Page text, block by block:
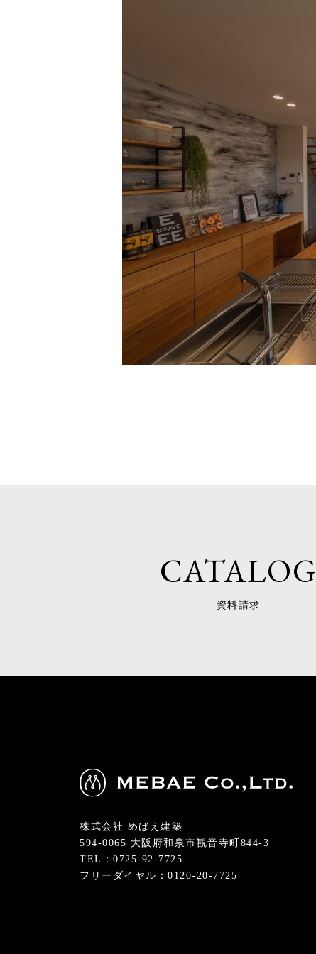
CATALOG
資料請求
株式会社 めばえ建築
594-0065 大阪府和泉市観音寺町844-3
TEL：0725-92-7725
フリーダイヤル：0120-20-7725